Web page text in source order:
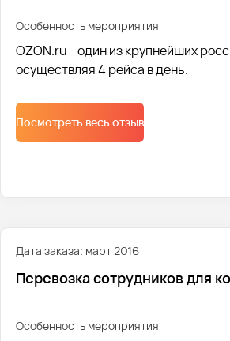
Особенность мероприятия
OZON.ru - один из крупнейших
осуществляя 4 рейса в день.
Посмотреть весь отзыв
Дата заказа: март 2016
Перевозка сотрудников для
Особенность мероприятия